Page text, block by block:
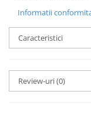
Informatii
Caracteristici
Review-uri(0)